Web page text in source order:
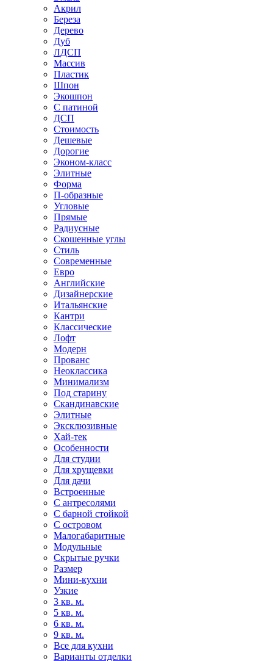
Акрил
Береза
Дерево
Дуб
ЛДСП
Массив
Пластик
Шпон
Экошпон
С патиной
ДСП
Стоимость
Дешевые
Дорогие
Эконом-класс
Элитные
Форма
П-образные
Угловые
Прямые
Радиусные
Скошенные углы
Стиль
Современные
Евро
Английские
Дизайнерские
Итальянские
Кантри
Классические
Лофт
Модерн
Прованс
Неоклассика
Минимализм
Под старину
Скандинавские
Элитные
Эксклюзивные
Хай-тек
Особенности
Для студии
Для хрущевки
Для дачи
Встроенные
С антресолями
С барной стойкой
С островом
Малогабаритные
Модульные
Скрытые ручки
Размер
Мини-кухни
Узкие
3 кв. м.
5 кв. м.
6 кв. м.
9 кв. м.
Все для кухни
Варианты отделки